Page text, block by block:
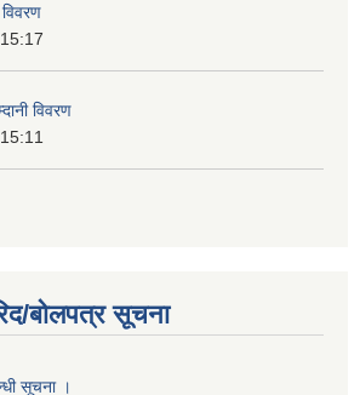
विवरण
बोलपत्र सूचना
सूचना ।